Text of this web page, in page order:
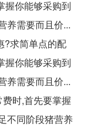
握你能够采购到
养需要而且价...
?求简单点的配
握你能够采购到
养需要而且价...
时,首先要掌握
不同阶段猪营养